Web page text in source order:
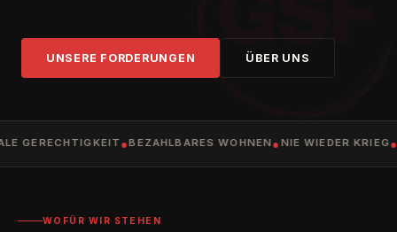
UNSERE FORDERUNGEN ÜBER UNS
GERECHTIGKEIT●BEZAHLBARES WOHNEN●NIE WIEDER KRIEG●
WOFÜR WIR STEHEN